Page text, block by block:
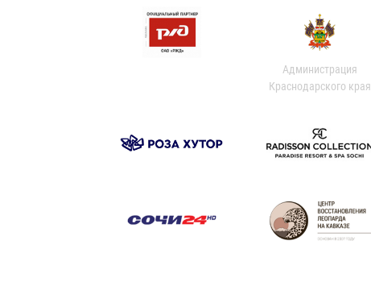
Администрация
Краснодарского края